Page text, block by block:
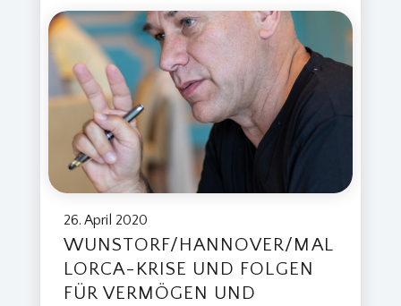
26. April 2020
WUNSTORF/HANNOVER/MAL
LORCA-KRISE UND FOLGEN
FÜR VERMÖGEN UND